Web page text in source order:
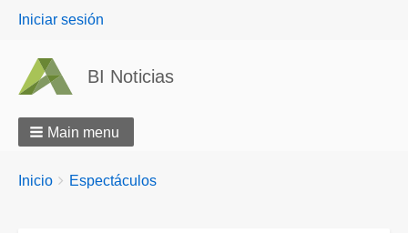
User
Iniciar sesión
BI Noticias
Main menu
Breadcrumbs
You
Inicio Espectáculos